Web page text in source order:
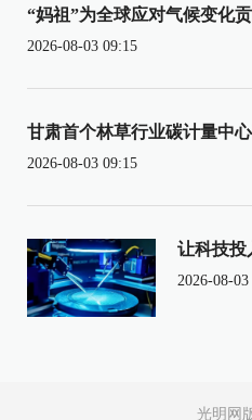
“妈祖”为全球应对气候变化
2026-08-03 09:15
甘肃首个林草行业碳计量中
2026-08-03 09:15
让科技投
2026-08-
光明网